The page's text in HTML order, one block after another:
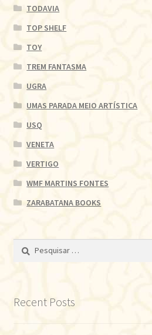
TODAVIA
TOP SHELF
TOY
TREM FANTASMA
UGRA
UMAS PARADA MEIO ARTÍSTICA
USQ
VENETA
VERTIGO
WMF MARTINS FONTES
ZARABATANA BOOKS
Recent Posts